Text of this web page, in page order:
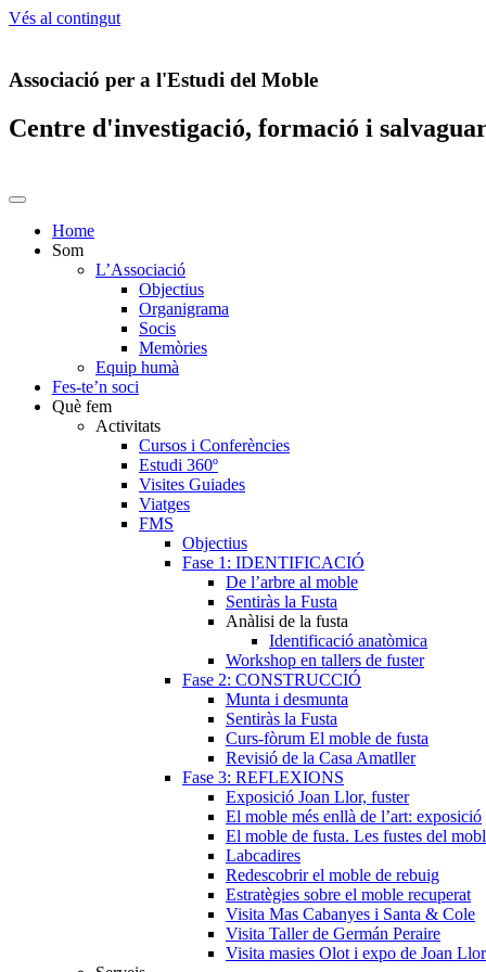
Vés al contingut
Associació per a l'Estudi del Moble
Centre d'investigació, formació i
Home
Som
L’Associació
Objectius
Organigrama
Socis
Memòries
Equip humà
Fes-te’n soci
Què fem
Activitats
Cursos i Conferències
Estudi 360º
Visites Guiades
Viatges
FMS
Objectius
Fase 1: IDENTIFICACIÓ
De l’arbre al moble
Sentiràs la Fusta
Anàlisi de la fusta
Identificació anatòmica
Workshop en tallers de fuster
Fase 2: CONSTRUCCIÓ
Munta i desmunta
Sentiràs la Fusta
Curs-fòrum El moble de fusta
Revisió de la Casa Amatller
Fase 3: REFLEXIONS
Exposició Joan Llor, fuster
El moble més enllà de l’art: exposició
El moble de fusta. Les fustes del
Labcadires
Redescobrir el moble de rebuig
Estratègies sobre el moble recuperat
Visita Mas Cabanyes i Santa & Cole
Visita Taller de Germán Peraire
Visita masies Olot i expo de Joan Llor